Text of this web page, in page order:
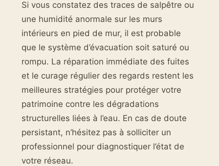
Si vous constatez des traces de salpêtre ou
une humidité anormale sur les murs
intérieurs en pied de mur, il est probable
que le système d’évacuation soit saturé ou
rompu. La réparation immédiate des fuites
et le curage régulier des regards restent les
meilleures stratégies pour protéger votre
patrimoine contre les dégradations
structurelles liées à l’eau. En cas de doute
persistant, n’hésitez pas à solliciter un
professionnel pour diagnostiquer l’état de
votre réseau.